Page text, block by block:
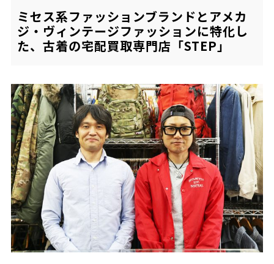
ミセス系ファッションブランドとアメカ
ジ・ヴィンテージファッションに特化し
た、古着の宅配買取専門店「STEP」